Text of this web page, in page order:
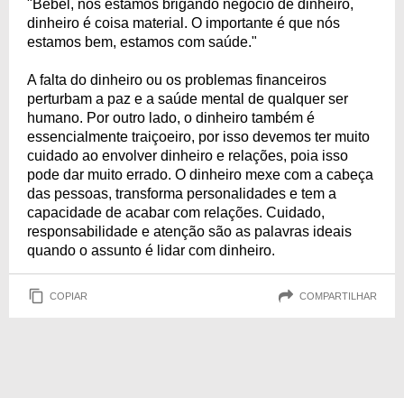
"Bebel, nós estamos brigando negócio de dinheiro,
dinheiro é coisa material. O importante é que nós
estamos bem, estamos com saúde."
A falta do dinheiro ou os problemas financeiros
perturbam a paz e a saúde mental de qualquer ser
humano. Por outro lado, o dinheiro também é
essencialmente traiçoeiro, por isso devemos ter muito
cuidado ao envolver dinheiro e relações, poia isso
pode dar muito errado. O dinheiro mexe com a cabeça
das pessoas, transforma personalidades e tem a
capacidade de acabar com relações. Cuidado,
responsabilidade e atenção são as palavras ideais
quando o assunto é lidar com dinheiro.
COPIAR COMPARTILHAR